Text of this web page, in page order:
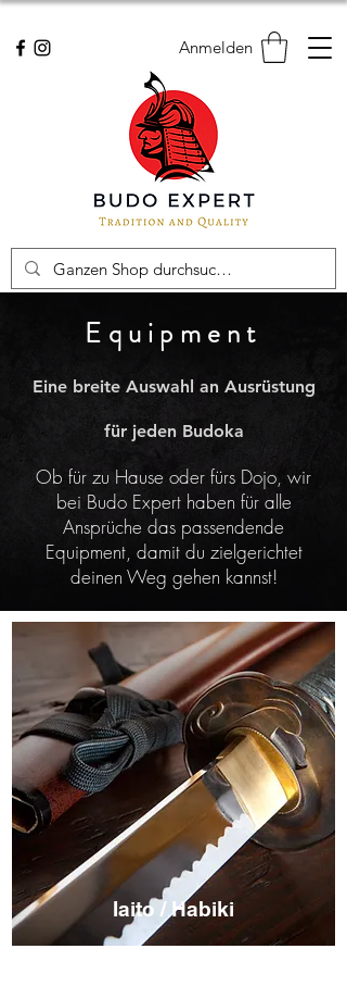
Anmelden
Equipment
Eine breite Auswahl an Ausrüstung
für jeden Budoka
Ob für zu Hause oder fürs Dojo, wir
bei Budo Expert haben für alle
Ansprüche das passendende
Equipment, damit du zielgerichtet
deinen Weg gehen kannst!
Iaito / Habiki